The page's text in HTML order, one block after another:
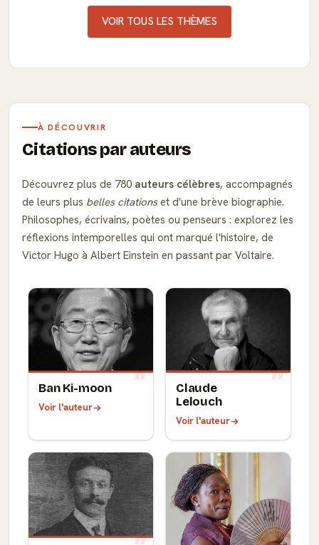
VOIR TOUS LES THÈMES
À DÉCOUVRIR
Citations par auteurs
Découvrez plus de 780 auteurs célèbres, accompagnés
de leurs plus belles citationset d'une brève biographie.
Philosophes, écrivains, poètes ou penseurs : explorez les
réflexions intemporelles qui ont marqué l'histoire, de
Victor Hugo à Albert Einstein en passant par Voltaire.
Ban Ki-moon
Voir l'auteur
Claude
Lelouch
Voir l'auteur